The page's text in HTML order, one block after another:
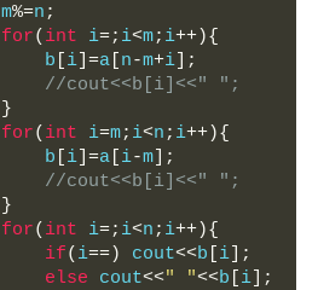
            m
%=n ;
for( int i=; i<m; i++){
                b
i ]=a n-m+i ];
//cout<<b[i]<<" ";
}
for( int i=m; i<n ; i++){
                b
i ]=a i-m ];
//cout<<b[i]<<" ";
}
for( int i=; i<n ; i++){
if( i==) cout<<b i ];
else cout<<" "<<b i ];